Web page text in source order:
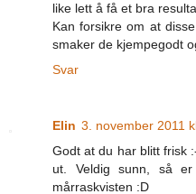
like lett å få et bra
Kan forsikre om at
smaker de kjempegodt
Svar
Elin 3. november 2011
Godt at du har blitt frisk
ut. Veldig sunn, så
mårraskvisten :D